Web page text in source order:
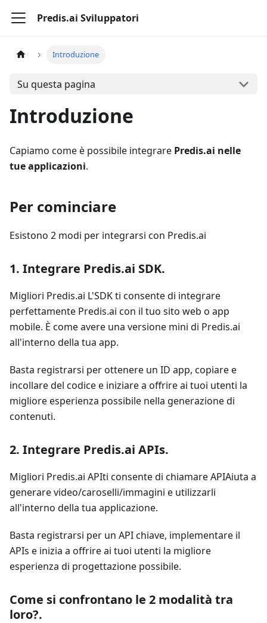
Predis.ai Sviluppatori
Introduzione
Su questa pagina
Introduzione
Capiamo come è possibile integrare Predis.ai nelle
tue applicazioni.
Per cominciare
Esistono 2 modi per integrarsi con Predis.ai
1. Integrare Predis.ai SDK.
Migliori Predis.ai L'SDK ti consente di integrare
perfettamente Predis.ai con il tuo sito web o app
mobile. È come avere una versione mini di Predis.ai
all'interno della tua app.
Basta registrarsi per ottenere un ID app, copiare e
incollare del codice e iniziare a offrire ai tuoi utenti la
migliore esperienza possibile nella generazione di
contenuti.
2. Integrare Predis.ai APIs.
Migliori Predis.ai APIti consente di chiamare APIAiuta a
generare video/caroselli/immagini e utilizzarli
all'interno della tua applicazione.
Basta registrarsi per un API chiave, implementare il
APIs e inizia a offrire ai tuoi utenti la migliore
esperienza di progettazione possibile.
Come si confrontano le 2 modalità tra
loro?.